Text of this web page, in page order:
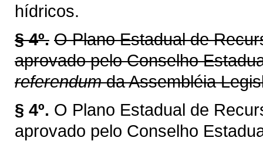
hídricos.
§ 4º. O Plano Estadual de
aprovado pelo Conselho
referendumda Assembléia
§ 4º. O Plano Estadual de
aprovado pelo Conselho